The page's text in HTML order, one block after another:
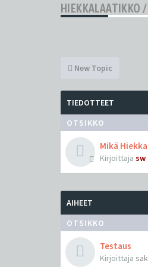
HIEKKALAATIKKO
New Topic
TIEDOTTEET
OTSIKKO
Mikä
Kirjoittaja sw
AIHEET
OTSIKKO
Testaus
Kirjoittaja